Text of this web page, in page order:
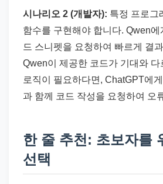
시나리오 2 (개발자): 특정 프로그
함수를 구현해야 합니다. Qwen에
드 스니펫을 요청하여 빠르게 결
Qwen이 제공한 코드가 기대와
로직이 필요하다면, ChatGPT에
과 함께 코드 작성을 요청하여 오
한 줄 추천: 초보자를
선택